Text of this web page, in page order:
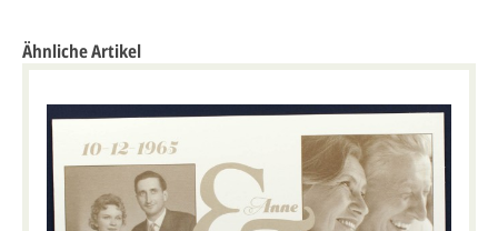
Ähnliche Artikel